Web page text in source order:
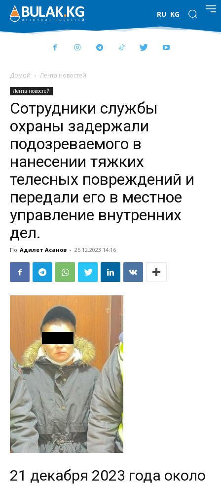
RU KG
Домой Лента новостей
Лента новостей
Сотрудники службы
охраны задержали
подозреваемого в
нанесении тяжких
телесных повреждений и
передали его в местное
управление внутренних
дел.
По Адилет Асанов - 25.12.2023 14:16
21 декабря 2023 года около